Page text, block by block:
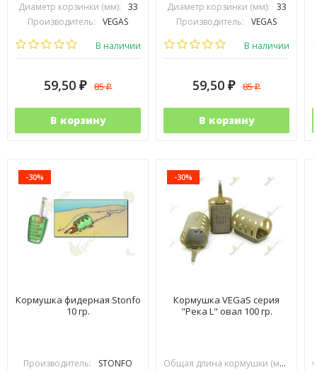
Диаметр корзинки (мм):
33
Производитель:
VEGAS
В наличии
59,50 ₽ 85₽
В корзину
Диаметр корзинки (мм):
33
Производитель:
VEGAS
В наличии
59,50 ₽ 85₽
В корзину
-30%
Кормушка фидерная Stonfo
10 гр.
Производитель: STONFO
-30%
Кормушка VEGaS серия
"Река L" овал 100 гр.
Общая длина кормушки (мм):